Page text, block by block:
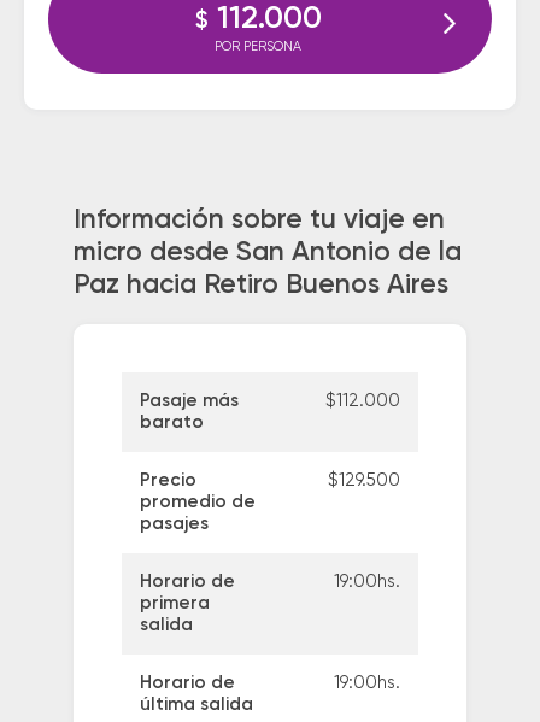
$ 112.000
POR PERSONA
Información sobre tu viaje en
micro desde San Antonio de la
Paz hacia Retiro Buenos Aires
Pasaje más
barato
$112.000
Precio
promedio de
pasajes
$129.500
Horario de
primera
salida
19:00hs.
Horario de
última salida
19:00hs.